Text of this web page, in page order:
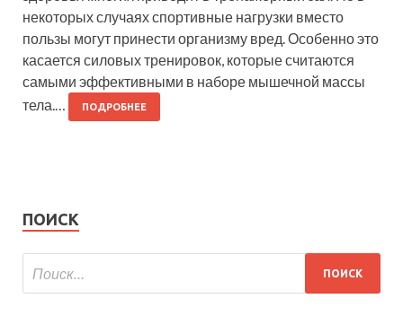
некоторых случаях спортивные нагрузки вместо
пользы могут принести организму вред. Особенно это
касается силовых тренировок, которые считаются
самыми эффективными в наборе мышечной массы
тела.…
ПОДРОБНЕЕ
ПОИСК